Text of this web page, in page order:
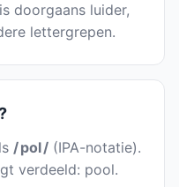
doorgaans luider,
lettergrepen.
/ pol / (IPA-notatie).
verdeeld: pool.